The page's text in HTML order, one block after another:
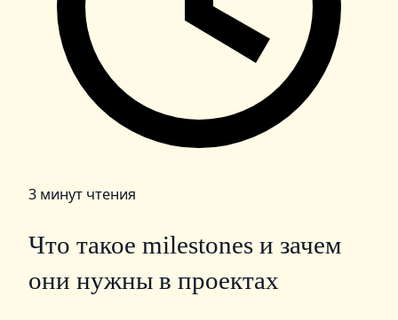
3 минут чтения
Что такое milestones и зачем
они нужны в проектах